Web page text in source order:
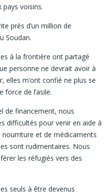
pays voisins.
près d’un million de
Soudan.
à la frontière ont partagé
personne ne devrait avoir à
elles m’ont confié ne plus se
force de l’asile.
de financement, nous
difficultés pour venir en aide à
et de médicaments
sont rudimentaires. Nous
les réfugiés vers des
seuls à être devenus